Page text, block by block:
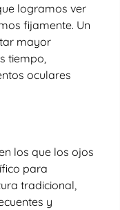
logramos ver
fijamente. Un
mayor
tiempo,
oculares
los que los ojos
para
tradicional,
y